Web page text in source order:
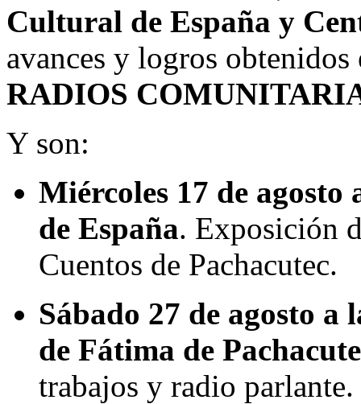
Cultural de España y
avances y logros
RADIOS
Y son:
Miércoles 17 de
de España. Exposición
Cuentos de Pachacutec.
Sábado 27 de agosto
de Fátima de
trabajos y radio parlante.